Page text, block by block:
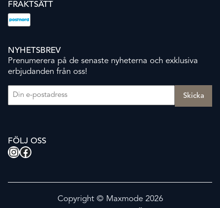
FRAKTSÄTT
NYHETSBREV
Prenumerera på de senaste nyheterna och exklusiva
erbjudanden från oss!
FÖLJ OSS
Instagram
Facebook
Copyright © Maxmode 2026